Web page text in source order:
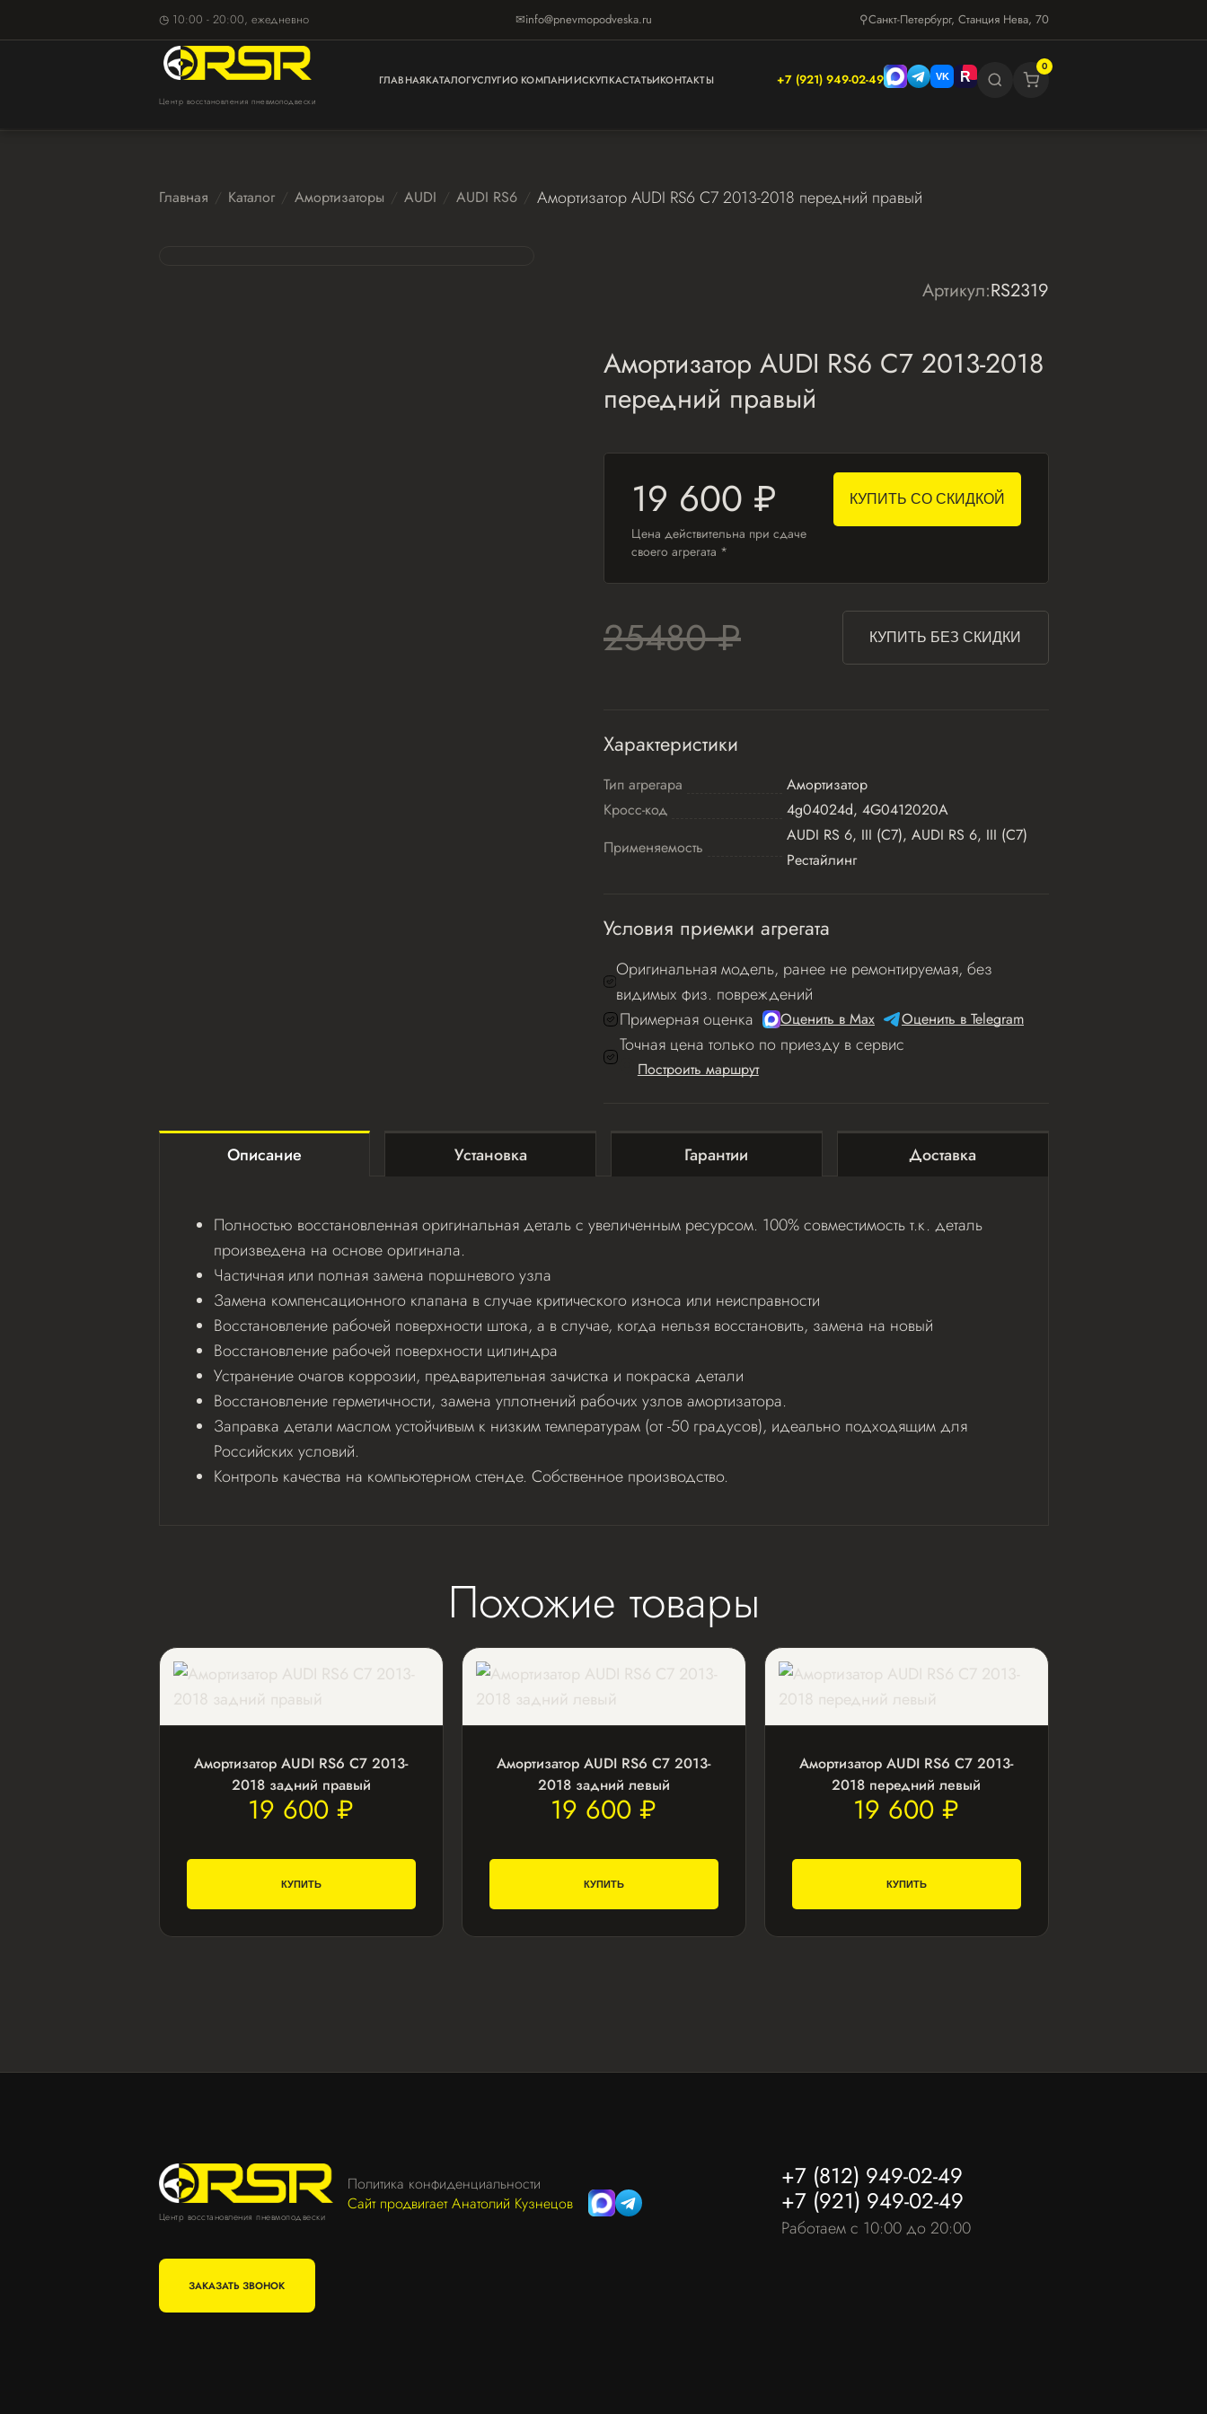
◷ 10:00 - 20:00, ежедневно ✉info@pnevmopodveska.ru ⚲Санкт-Петербург, Станция Нева, 70
Центр восстановления пневмоподвески
ГЛАВНАЯКАТАЛОГ О КОМПАНИИСКУПКАСТАТЬИКОНТАКТЫ
УСЛУГИ +7 (921) 949-02-49
0
Главная Каталог Амортизаторы AUDI AUDI RS6 Амортизатор AUDI RS6 С7 2013-2018 передний правый
Артикул:RS2319
Амортизатор AUDI RS6 С7 2013-2018
передний правый
19 600 ₽
Цена действительна при сдаче
своего агрегата *
КУПИТЬ СО СКИДКОЙ
25480 ₽ КУПИТЬ БЕЗ СКИДКИ
Характеристики
Тип агрегара
Амортизатор
Кросс-код
4g04024d, 4G0412020A
Применяемость
AUDI RS 6, III (C7), AUDI RS 6, III (C7)
Рестайлинг
Условия приемки агрегата
Оригинальная модель, ранее не ремонтируемая, без
видимых физ. повреждений
Примерная оценка
Оценить в Мах Оценить в Telegram
Точная цена только по приезду в сервис
Построить маршрут
Описание Установка Гарантии Доставка
Полностью восстановленная оригинальная деталь с увеличенным ресурсом. 100% совместимость т.к. деталь
произведена на основе оригинала.
Частичная или полная замена поршневого узла
Замена компенсационного клапана в случае критического износа или неисправности
Восстановление рабочей поверхности штока, а в случае, когда нельзя восстановить, замена на новый
Восстановление рабочей поверхности цилиндра
Устранение очагов коррозии, предварительная зачистка и покраска детали
Восстановление герметичности, замена уплотнений рабочих узлов амортизатора.
Заправка детали маслом устойчивым к низким температурам (от -50 градусов), идеально подходящим для
Российских условий.
Контроль качества на компьютерном стенде. Собственное производство.
Похожие товары
Амортизатор AUDI RS6 С7 2013-
2018 задний правый
19 600 ₽
КУПИТЬ
Амортизатор AUDI RS6 С7 2013-
2018 задний левый
19 600 ₽
КУПИТЬ
Амортизатор AUDI RS6 С7 2013-
2018 передний левый
19 600 ₽
КУПИТЬ
Центр восстановления пневмоподвески
Политика конфиденциальности
Сайт продвигает Анатолий Кузнецов
+7 (812) 949-02-49
+7 (921) 949-02-49
Работаем с 10:00 до 20:00
ЗАКАЗАТЬ ЗВОНОК